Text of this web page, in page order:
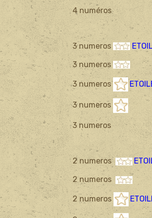
4
3 numeros
3 numeros
3 numeros
3 numeros
3
2 numeros
2 numeros
2 numeros